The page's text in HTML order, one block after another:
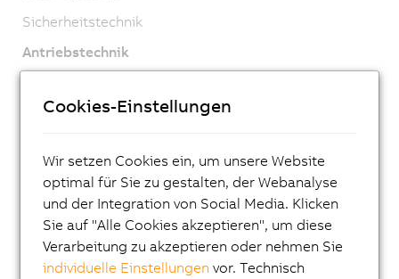
Sicherheitstechnik
Antriebstechnik
ACOPOS X
ACOPOS
ACOPOS P3
ACOPOSmulti
ACOPOSremote
Cookies-Einstellungen
Wir setzen Cookies ein, um unsere Website
optimal für Sie zu gestalten, der Webanalyse
und der Integration von Social Media. Klicken
Sie auf "Alle Cookies akzeptieren", um diese
Verarbeitung zu akzeptieren oder nehmen Sie
individuelle Einstellungen vor. Technisch